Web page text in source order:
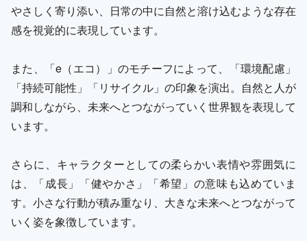
やさしく寄り添い、日常の中に自然と溶け込むような存在
感を視覚的に表現しています。
また、「e（エコ）」のモチーフによって、「環境配慮」
「持続可能性」「リサイクル」の印象を演出。自然と人が
調和しながら、未来へとつながっていく世界観を表現して
います。
さらに、キャラクターとしての柔らかい表情や雰囲気に
は、「成長」「健やかさ」「希望」の意味も込めていま
す。小さな行動が積み重なり、大きな未来へとつながって
いく姿を象徴しています。